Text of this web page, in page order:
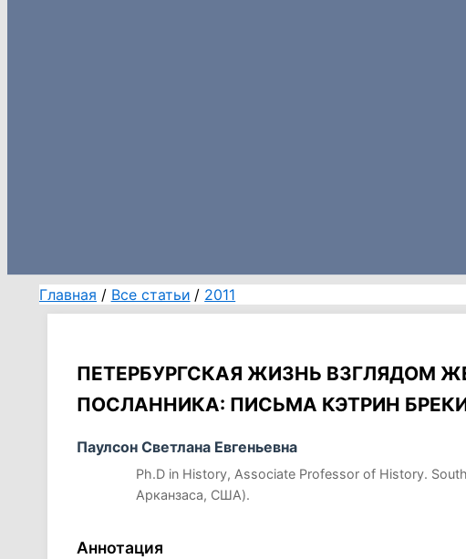
Главная Все статьи 2011
ПЕТЕРБУРГСКАЯ ЖИЗНЬ ВЗГЛЯДОМ
ПОСЛАННИКА: ПИСЬМА КЭТРИН
Паулсон Светлана Евгеньевна
Ph.D in History, Associate Professor of History.
Арканзаса, США).
Аннотация